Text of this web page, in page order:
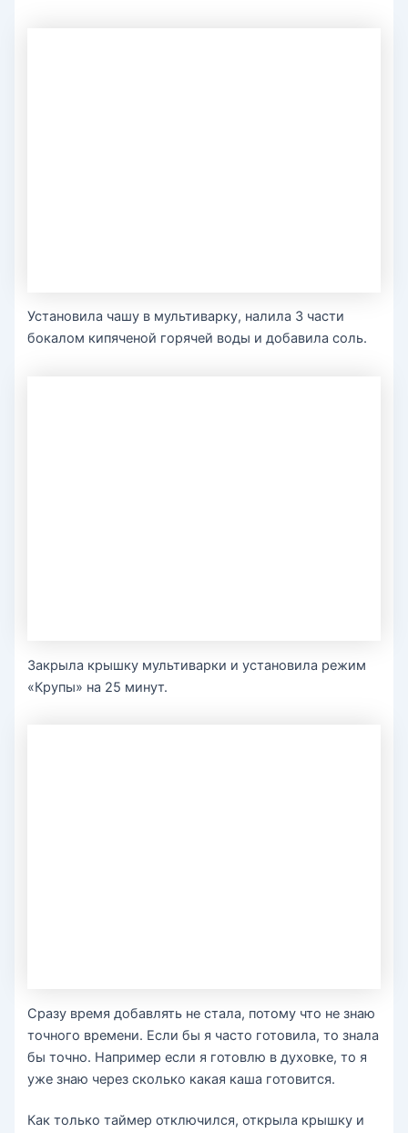
Установила чашу в мультиварку, налила 3 части
бокалом кипяченой горячей воды и добавила соль.
Закрыла крышку мультиварки и установила режим
«Крупы» на 25 минут.
Сразу время добавлять не стала, потому что не знаю
точного времени. Если бы я часто готовила, то знала
бы точно. Например если я готовлю в духовке, то я
уже знаю через сколько какая каша готовится.
Как только таймер отключился, открыла крышку и